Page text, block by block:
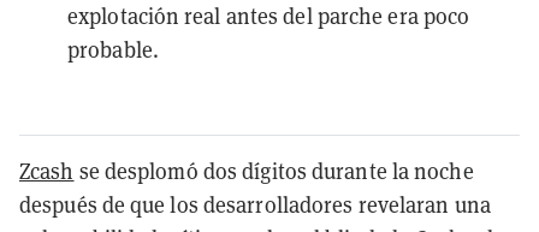
explotación real antes del parche era poco
probable.
Zcash se desplomó dos dígitos durante la noche
después de que los desarrolladores revelaran una